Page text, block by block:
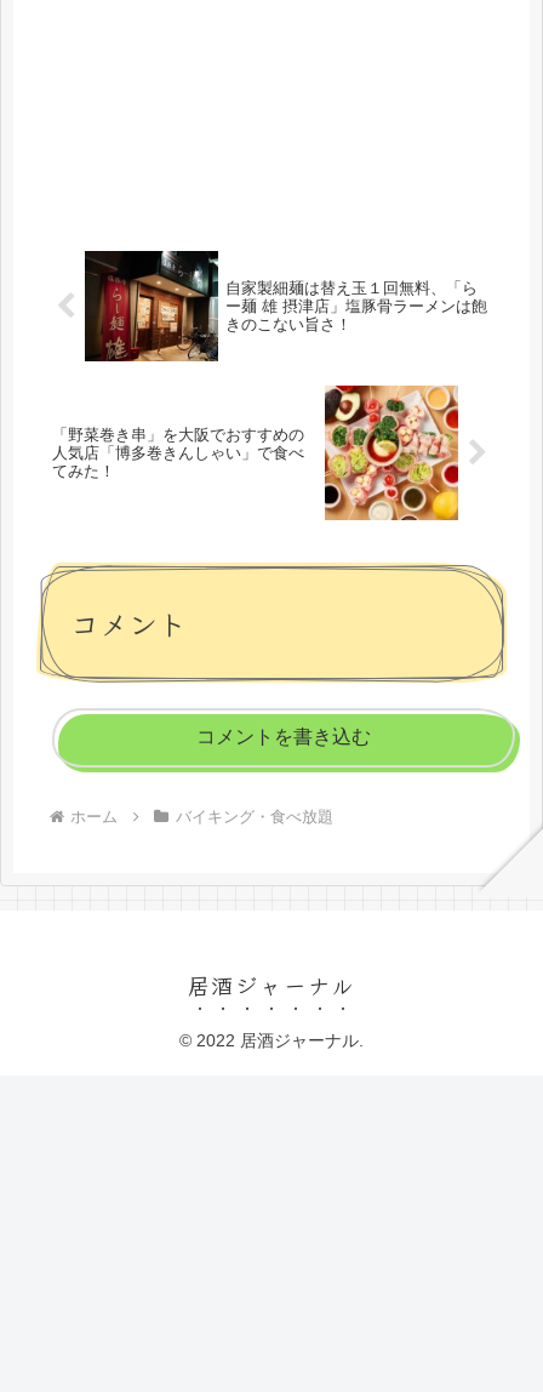
自家製細麺は替え玉１回無料、「ら
ー麺 雄 摂津店」塩豚骨ラーメンは飽
きのこない旨さ！
「野菜巻き串」を大阪でおすすめの
人気店「博多巻きんしゃい」で食べ
てみた！
コメント
コメントを書き込む
ホーム バイキング・食べ放題
居酒ジャーナル
© 2022 居酒ジャーナル.